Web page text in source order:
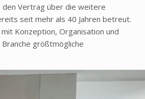
den Vertrag über die weitere
seit mehr als 40 Jahren betreut.
Konzeption, Organisation und
größtmögliche